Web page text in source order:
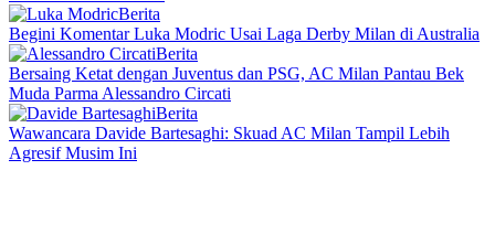
Berita
Begini Komentar Luka Modric Usai Laga Derby Milan di Australia
Berita
Bersaing Ketat dengan Juventus dan PSG, AC Milan Pantau Bek
Muda Parma Alessandro Circati
Berita
Wawancara Davide Bartesaghi: Skuad AC Milan Tampil Lebih
Agresif Musim Ini